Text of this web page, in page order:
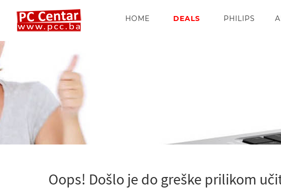
HOME DEALS PHILIPS
Oops! Došlo je do greške prilikom